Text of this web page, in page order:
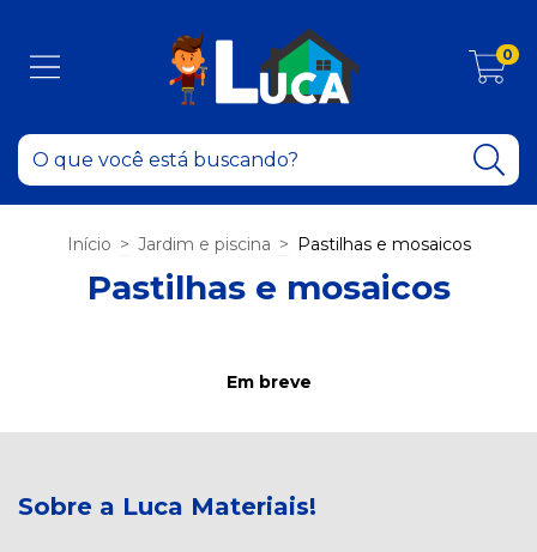
0
Início > Jardim e piscina > Pastilhas e mosaicos
Pastilhas e mosaicos
Em breve
Sobre a Luca Materiais!